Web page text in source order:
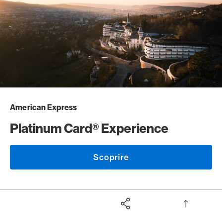
American Express
Platinum Card® Experience
Scoprire